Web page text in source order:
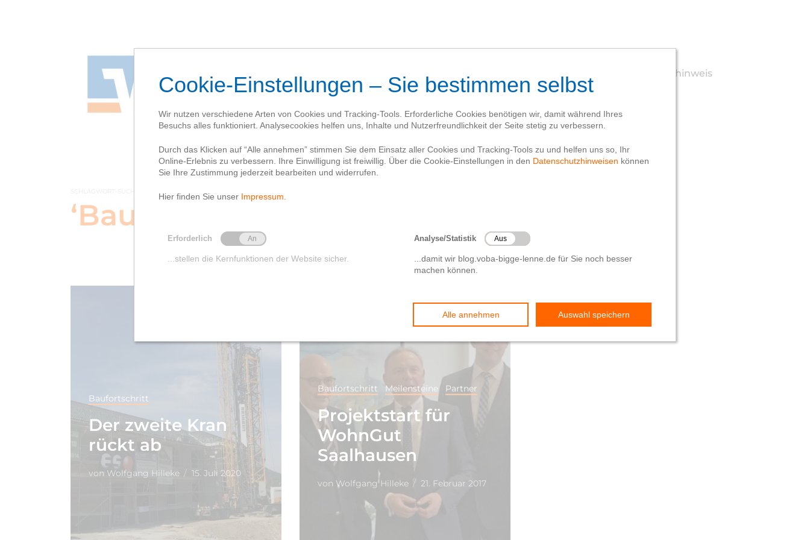
Datenschutzhinweis
‘Bauvorhaben’
Baufortschritt
Der zweite Kran
rückt ab
von Wolfgang Hilleke 15. Juli 2020
Baufortschritt Meilensteine Partner
Projektstart für
WohnGut
Saalhausen
von Wolfgang Hilleke 21. Februar 2017